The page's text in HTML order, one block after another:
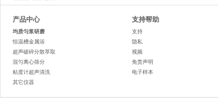
产品中心
均质匀浆研磨
恒温槽金属浴
超声破碎分散萃取
混匀离心筛分
粘度计超声清洗
其它仪器
支持帮助
支持
隐私
视频
免责声明
电子样本